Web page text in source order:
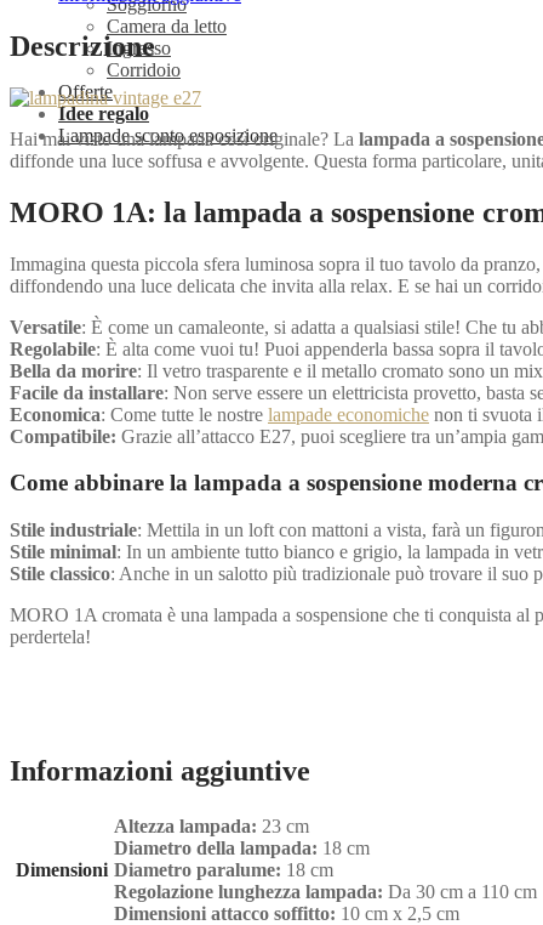
Soggiorno
Camera da letto
Ingresso
Corridoio
Offerte
Idee regalo
Lampade sconto esposizione
Descrizione
Hai mai visto una lampada così originale? La lampada a
diffonde una luce soffusa e avvolgente. Questa forma particolare,
MORO 1A: la lampada a sospensione
Immagina questa piccola sfera luminosa sopra il tuo tavolo da
diffondendo una luce delicata che invita alla relax. E se hai un
Versatile: È come un camaleonte, si adatta a qualsiasi stile! Che tu
Regolabile: È alta come vuoi tu! Puoi appenderla bassa sopra il
Bella da morire: Il vetro trasparente e il metallo cromato sono un
Facile da installare: Non serve essere un elettricista provetto, basta
Economica: Come tutte le nostre lampade economiche non ti svuota
Compatibile: Grazie all’attacco E27, puoi scegliere tra un’ampia
Come abbinare la lampada a sospensione moderna
Stile industriale: Mettila in un loft con mattoni a vista, farà un
Stile minimal: In un ambiente tutto bianco e grigio, la lampada in
Stile classico: Anche in un salotto più tradizionale può trovare il suo
MORO 1A cromata è una lampada a sospensione che ti conquista
perdertela!
Informazioni aggiuntive
Dimensioni
Altezza lampada: 23 cm
Diametro della lampada: 18 cm
Diametro paralume: 18 cm
Regolazione lunghezza lampada: Da 30 cm a 110 cm
Dimensioni attacco soffitto: 10 cm x 2,5 cm